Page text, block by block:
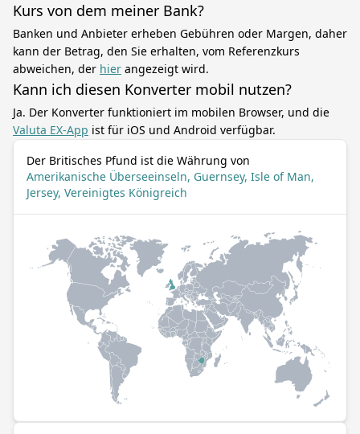
Kurs von dem meiner Bank?
Banken und Anbieter erheben Gebühren oder Margen, daher
kann der Betrag, den Sie erhalten, vom Referenzkurs
abweichen, der hier angezeigt wird.
Kann ich diesen Konverter mobil nutzen?
Ja. Der Konverter funktioniert im mobilen Browser, und die
Valuta EX-App ist für iOS und Android verfügbar.
Der Britisches Pfund ist die Währung von
Amerikanische Überseeinseln, Guernsey, Isle of Man,
Jersey, Vereinigtes Königreich